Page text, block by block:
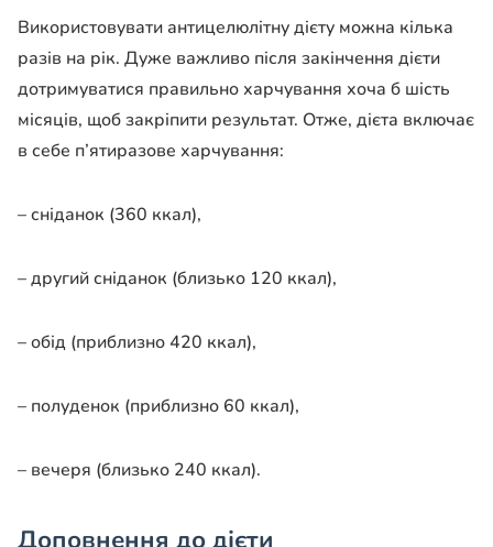
Використовувати антицелюлітну дієту можна кілька
разів на рік. Дуже важливо після закінчення дієти
дотримуватися правильно харчування хоча б шість
місяців, щоб закріпити результат. Отже, дієта включає
в себе п’ятиразове харчування:
– сніданок (360 ккал),
– другий сніданок (близько 120 ккал),
– обід (приблизно 420 ккал),
– полуденок (приблизно 60 ккал),
– вечеря (близько 240 ккал).
Доповнення до дієти